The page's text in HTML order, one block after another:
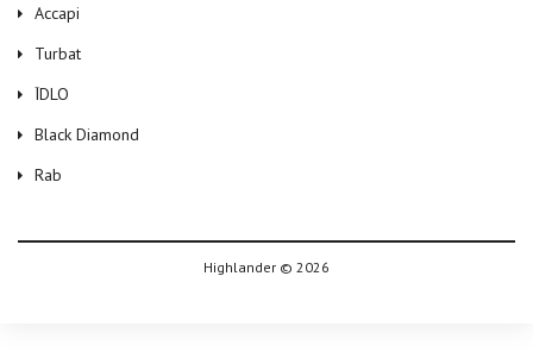
Accapi
Turbat
ЇDLO
Black Diamond
Rab
Highlander © 2026